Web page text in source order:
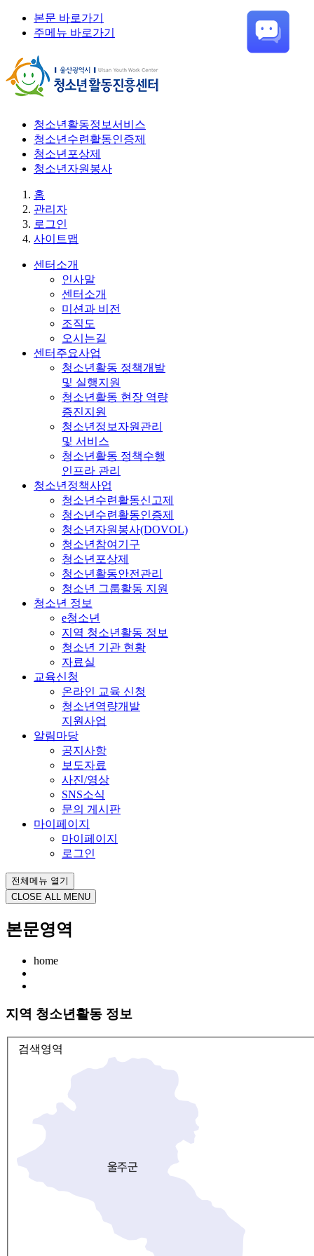
본문 바로가기
주메뉴 바로가기
청소년활동정보서비스
청소년수련활동인증제
청소년포상제
청소년자원봉사
홈
관리자
로그인
사이트맵
센터소개
인사말
센터소개
미션과 비전
조직도
오시는길
센터주요사업
청소년활동 정책개발
및 실행지원
청소년활동 현장 역량
증진지원
청소년정보자원관리
및 서비스
청소년활동 정책수행
인프라 관리
청소년정책사업
청소년수련활동신고제
청소년수련활동인증제
청소년자원봉사(DOVOL)
청소년참여기구
청소년포상제
청소년활동안전관리
청소년 그룹활동 지원
청소년 정보
e청소년
지역 청소년활동 정보
청소년 기관 현황
자료실
교육신청
온라인 교육 신청
청소년역량개발
지원사업
알림마당
공지사항
보도자료
사진/영상
SNS소식
문의 게시판
마이페이지
마이페이지
로그인
전체메뉴 열기
CLOSE ALL MENU
본문영역
home
지역 청소년활동 정보
검색영역